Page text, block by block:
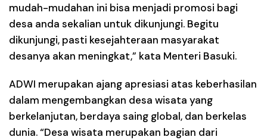
mudah-mudahan ini bisa menjadi promosi bagi
desa anda sekalian untuk dikunjungi. Begitu
dikunjungi, pasti kesejahteraan masyarakat
desanya akan meningkat,” kata Menteri Basuki.
ADWI merupakan ajang apresiasi atas keberhasilan
dalam mengembangkan desa wisata yang
berkelanjutan, berdaya saing global, dan berkelas
dunia. “Desa wisata merupakan bagian dari